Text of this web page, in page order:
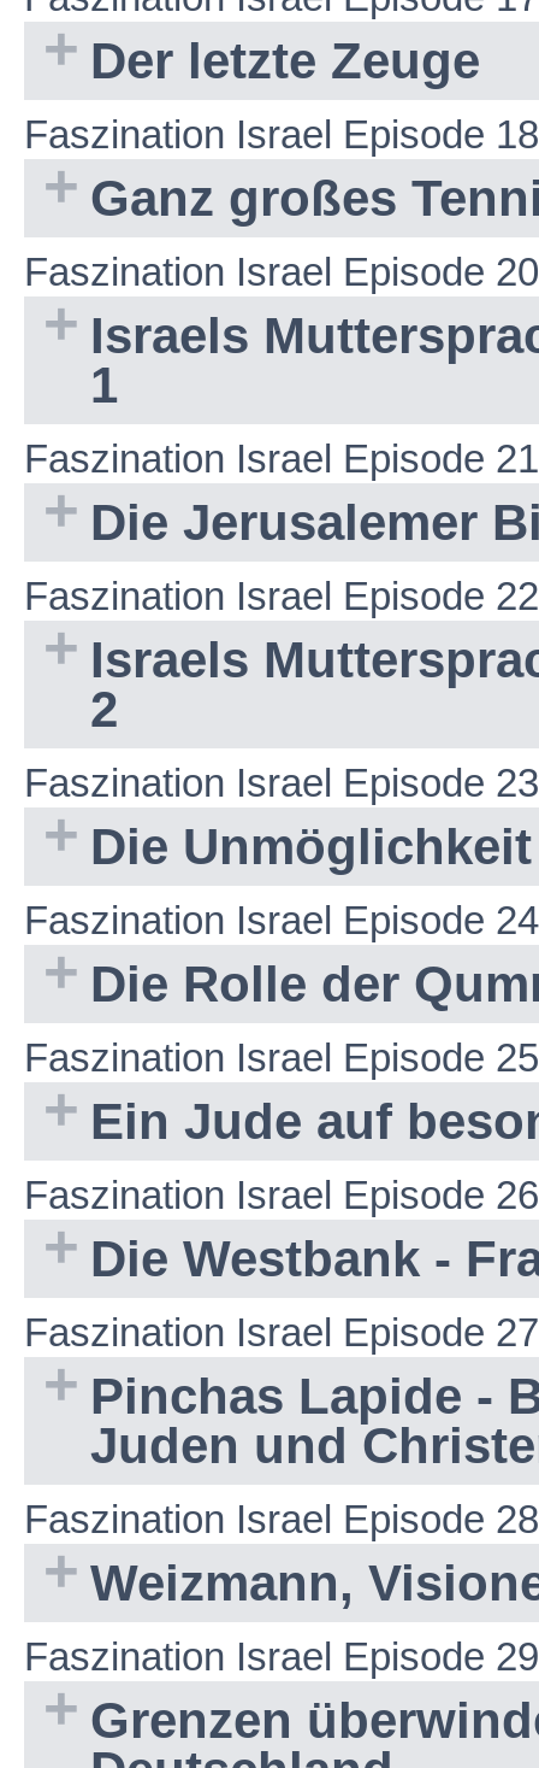
Der letzte Zeuge
Faszination Israel Episode 18
Ganz großes
Faszination Israel Episode 20
Israels
1
Faszination Israel Episode 21
Die Jerusalemer
Faszination Israel Episode 22
Israels
2
Faszination Israel Episode 23
Die
Faszination Israel Episode 24
Die Rolle der
Faszination Israel Episode 25
Ein Jude auf
Faszination Israel Episode 26
Die Westbank -
Faszination Israel Episode 27
Pinchas Lapide -
Juden und
Faszination Israel Episode 28
Weizmann,
Faszination Israel Episode 29
Grenzen